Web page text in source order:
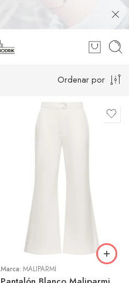
Ordenar por
Marca: MALIPARMI
42